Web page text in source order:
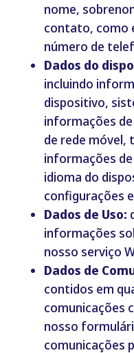
nome,
contato, como
número de
Dados do
incluindo
dispositivo,
informações
de rede móvel,
informações
idioma do
configurações
Dados de Uso:
informações
nosso serviço
Dados de
contidos em
comunicações
nosso
comunicações